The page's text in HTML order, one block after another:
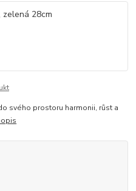
svého prostoru harmonii, růst a